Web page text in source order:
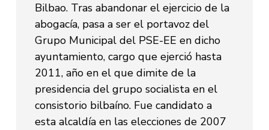
Bilbao. Tras abandonar el ejercicio de la
abogacía, pasa a ser el portavoz del
Grupo Municipal del PSE-EE en dicho
ayuntamiento, cargo que ejerció hasta
2011, año en el que dimite de la
presidencia del grupo socialista en el
consistorio bilbaíno. Fue candidato a
esta alcaldía en las elecciones de 2007